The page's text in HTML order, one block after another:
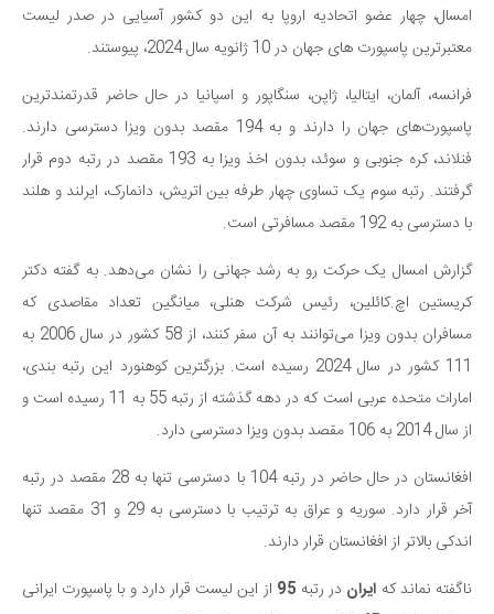
تاریخ
معماری
علمی
فناوری‌ها
نجوم و هوا فضا
زمین و محیط زیست
سرگرمی
بازی
طنز
فال
مسابقه
اخبار
امسال، چهار عضو اتحادیه اروپا به این دو کشور آسیایی در صدر لیست
معتبرترین پاسپورت‌ های جهان در 10 ژانویه سال 2024، پیوستند.
فرانسه، آلمان، ایتالیا، ژاپن، سنگاپور و اسپانیا در حال حاضر قدرتمندترین
پاسپورت‌های جهان را دارند و به 194 مقصد بدون ویزا دسترسی دارند.
فنلاند، کره جنوبی و سوئد، بدون اخذ ویزا به 193 مقصد در رتبه دوم قرار
گرفتند. رتبه سوم یک تساوی چهار طرفه بین اتریش، دانمارک، ایرلند و هلند
با دسترسی به 192 مقصد مسافرتی است.
گزارش امسال یک حرکت رو به رشد جهانی را نشان می‌دهد. به گفته دکتر
کریستین اچ.کائلین، رئیس شرکت هنلی، میانگین تعداد مقاصدی که
مسافران بدون ویزا می‌توانند به آن سفر کنند، از 58 کشور در سال 2006 به
111 کشور در سال 2024 رسیده است. بزرگترین کوهنورد این رتبه بندی،
امارات متحده عربی است که در دهه گذشته از رتبه 55 به 11 رسیده است و
از سال 2014 به 106 مقصد بدون ویزا دسترسی دارد.
افغانستان در حال حاضر در رتبه 104 با دسترسی تنها به 28 مقصد در رتبه
آخر قرار دارد. سوریه و عراق به ترتیب با دسترسی به 29 و 31 مقصد تنها
اندکی بالاتر از افغانستان قرار دارند.
ناگفته نماند که ایران در رتبه 95 از این لیست قرار دارد و با پاسپورت ایرانی